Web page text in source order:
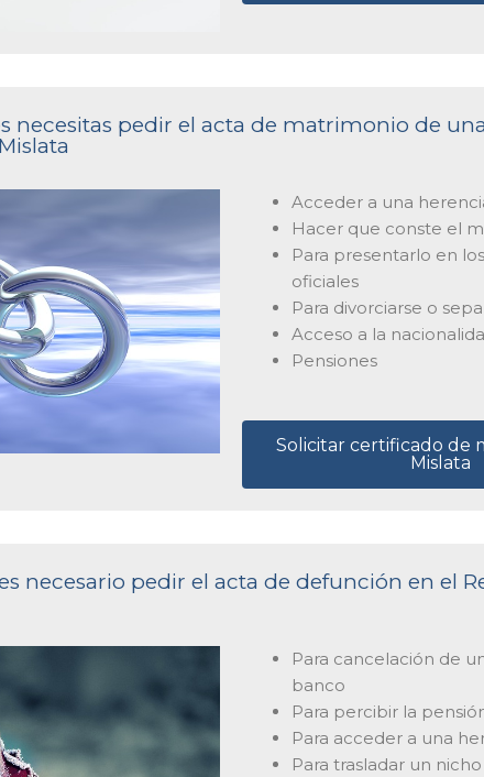
necesitas pedir el acta de matrimonio de
Acceder a una
Hacer que conste el
Para presentarlo en
oficiales
Para divorciarse o
Acceso a la
Pensiones
Solicitar certificado de
Mislata
necesario pedir el acta de defunción en el
Para cancelación de
banco
Para percibir la
Para acceder a una
Para trasladar un nicho